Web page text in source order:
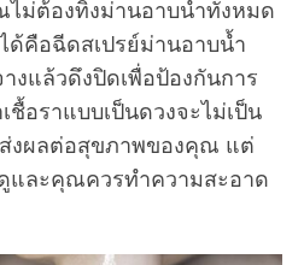
ม่ต้องทิ้งม่านอาบน้ำทั้งหมด
คือฉีดสเปรย์ม่านอาบน้ำ
งแล้วดึงปิดเพื่อป้องกันการ
ชื้อราแบบเป็นดวงจะไม่เป็น
ส่งผลต่อสุขภาพของคุณ แต่
และคุณควรทำความสะอาด